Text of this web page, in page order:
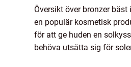
Översikt över bronzer bäst
en populär kosmetisk
för att ge huden en
behöva utsätta sig för